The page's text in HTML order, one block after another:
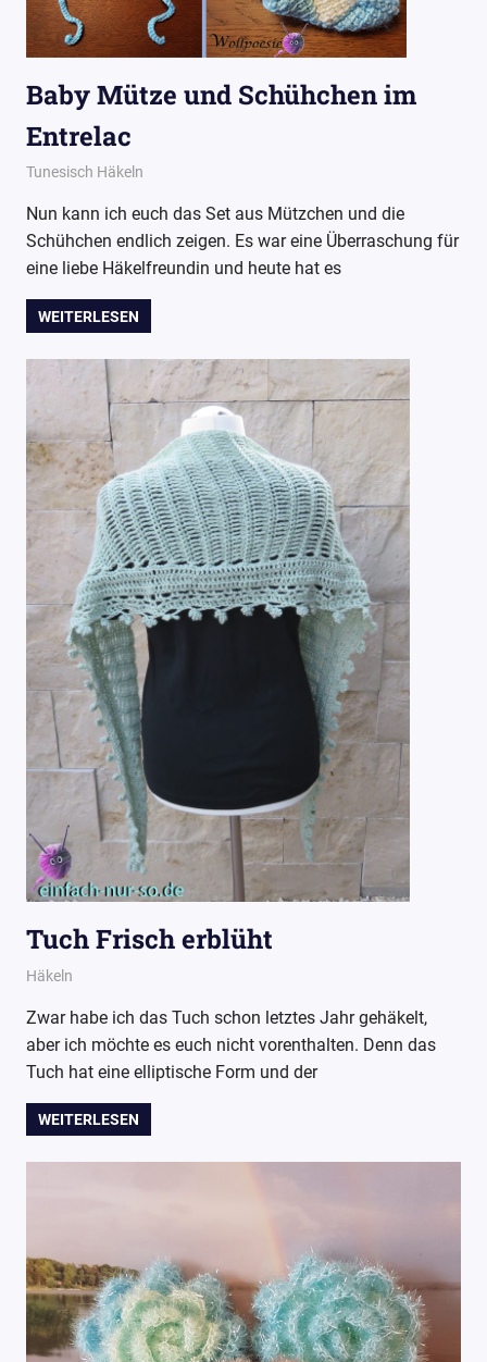
Baby Mütze und Schühchen im
Entrelac
26. Juni 2018
Wollpoesie
Tunesisch Häkeln
Nun kann ich euch das Set aus Mützchen und die
Schühchen endlich zeigen. Es war eine Überraschung für
eine liebe Häkelfreundin und heute hat es
WEITERLESEN
Tuch Frisch erblüht
20. September 2017
Wollpoesie
Häkeln
Zwar habe ich das Tuch schon letztes Jahr gehäkelt,
aber ich möchte es euch nicht vorenthalten. Denn das
Tuch hat eine elliptische Form und der
WEITERLESEN